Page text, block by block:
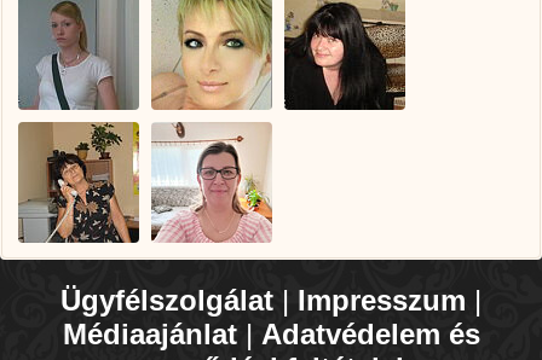
Ügyfélszolgálat | Impresszum |
Médiaajánlat| Adatvédelem és